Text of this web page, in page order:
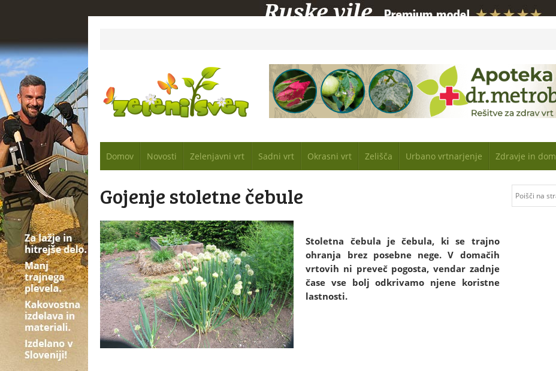
Domov Novosti Zelenjavni vrt Sadni vrt Okrasni vrt Zelišča Urbano vrtnarjenje Zdravje in dom
Gojenje stoletne čebule
Stoletna čebula je čebula, ki se trajno
ohranja brez posebne nege. V domačih
vrtovih ni preveč pogosta, vendar zadnje
čase vse bolj odkrivamo njene koristne
lastnosti.